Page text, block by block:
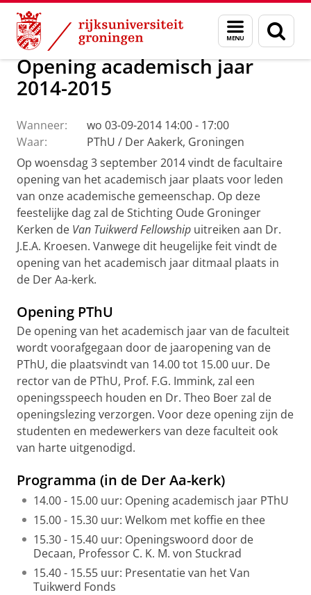
Skip
Content
Skip
Navigation
Menu
en
zoeken
Faculteit Religie, Cultuur en Maatschappij Agenda
Opening academisch jaar
2014-2015
Wanneer:
wo 03-09-2014 14:00 - 17:00
Waar:
PThU / Der Aakerk, Groningen
Op woensdag 3 september 2014 vindt de facultaire
opening van het academisch jaar plaats voor leden
van onze academische gemeenschap. Op deze
feestelijke dag zal de Stichting Oude Groninger
Kerken de Van Tuikwerd Fellowship uitreiken aan Dr.
J.E.A. Kroesen. Vanwege dit heugelijke feit vindt de
opening van het academisch jaar ditmaal plaats in
de Der Aa-kerk.
Opening PThU
De opening van het academisch jaar van de faculteit
wordt voorafgegaan door de jaaropening van de
PThU, die plaatsvindt van 14.00 tot 15.00 uur. De
rector van de PThU, Prof. F.G. Immink, zal een
openingsspeech houden en Dr. Theo Boer zal de
openingslezing verzorgen. Voor deze opening zijn de
studenten en medewerkers van deze faculteit ook
van harte uitgenodigd.
Programma (in de Der Aa-kerk)
14.00 - 15.00 uur: Opening academisch jaar PThU
15.00 - 15.30 uur: Welkom met koffie en thee
15.30 - 15.40 uur: Openingswoord door de
Decaan, Professor C. K. M. von Stuckrad
15.40 - 15.55 uur: Presentatie van het Van
Tuikwerd Fonds